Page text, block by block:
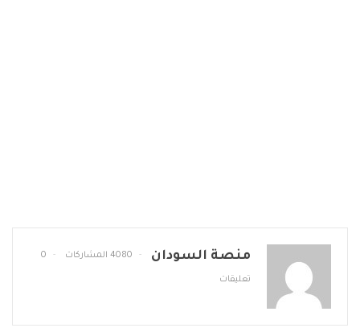
منصة السودان 4080 المشاركات 0
تعليقات